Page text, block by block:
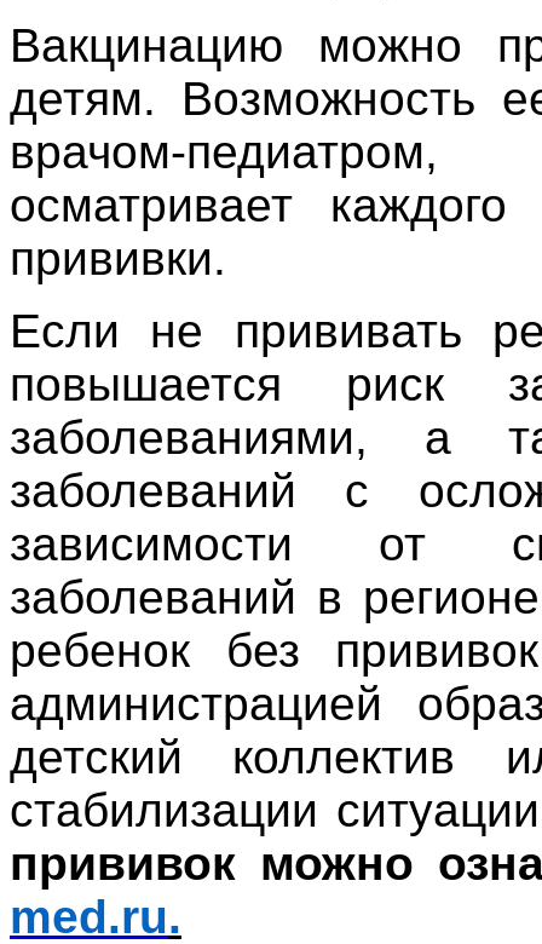
Вакцинацию можно
детям. Возможность
врачом-
осматривает
прививки.
Если не прививать
повышается риск
заболеваниями, а
заболеваний с
зависимости от
заболеваний в
ребенок без
администрацией
детский
стабилизации
прививок можно
med.ru.